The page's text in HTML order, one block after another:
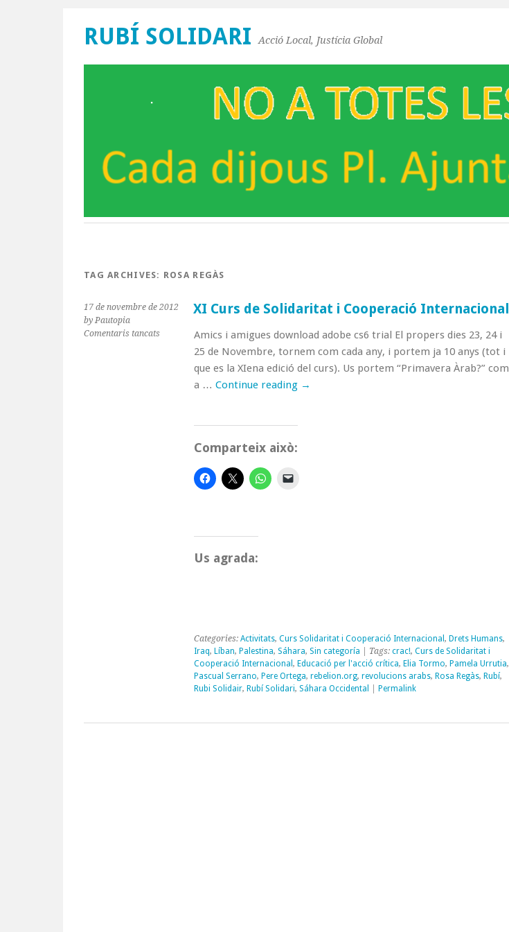
RUBÍ SOLIDARI Acció Local, Justícia Global
TAG ARCHIVES: ROSA REGÀS
17 de novembre de 2012
by Pautopia
Comentaris tancatsa
Solidaritat
Internacional
XI Curs de Solidaritat i Cooperació Internacional
Amics i amigues download adobe cs6 trial El propers dies 23, 24 i
25 de Novembre, tornem com cada any, i portem ja 10 anys (tot i
que es la XIena edició del curs). Us portem “Primavera Àrab?” com
a … Continue reading →
Comparteix això:
Us agrada:
Categories: Activitats, Curs Solidaritat i Cooperació Internacional , Drets Humans,
Iraq, Líban, Palestina, Sáhara, Sin categoría | Tags: crac!, Curs de Solidaritat i
Cooperació Internacional , Educació per l'acció crítica, Elia Tormo, Pamela Urrutia,
Pascual Serrano, Pere Ortega, rebelion.org, revolucions arabs, Rosa Regàs, Rubí,
Rubi Solidair, Rubí Solidari, Sáhara Occidental Permalink